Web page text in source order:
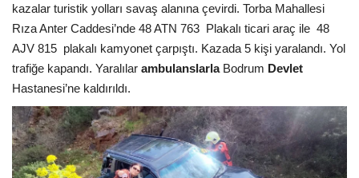
Ekonomi
Gündem
Dünya
kazalar turistik yolları savaş alanına çevirdi. Torba Mahallesi
Rıza Anter Caddesi’nde 48 ATN 763 Plakalı ticari araç ile 48
AJV 815 plakalı kamyonet çarpıştı. Kazada 5 kişi yaralandı. Yol
trafiğe kapandı. Yaralılar ambulanslarla Bodrum Devlet
Hastanesi’ne kaldırıldı.